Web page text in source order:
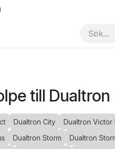
till Dualtron
Dualtron City
Dualtron Victor
Dualtron Storm
Dualtron